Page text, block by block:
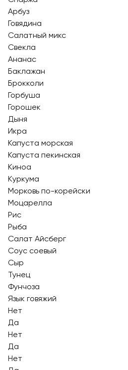
Арбуз
Говядина
Салатный микс
Свекла
Ананас
Баклажан
Брокколи
Горбуша
Горошек
Дыня
Икра
Капуста морская
Капуста пекинская
Киноа
Куркума
Морковь по-корейски
Моцарелла
Рис
Рыба
Салат Айсберг
Соус соевый
Сыр
Тунец
Фунчоза
Язык говяжий
Нет
Да
Нет
Да
Нет